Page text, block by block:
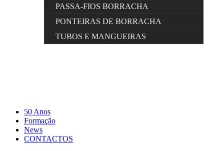
PASSA-FIOS BORRACHA
PONTEIRAS DE BORRACHA
TUBOS E MANGUEIRAS
50 Anos
Formação
News
CONTACTOS